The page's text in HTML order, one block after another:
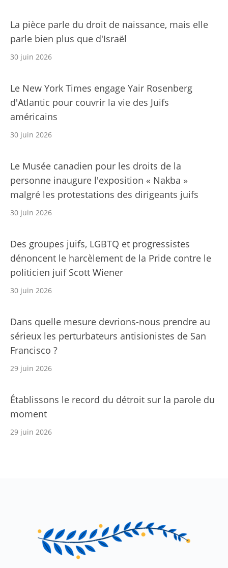
La pièce parle du droit de naissance, mais elle
parle bien plus que d'Israël
30 juin 2026
Le New York Times engage Yair Rosenberg
d'Atlantic pour couvrir la vie des Juifs
américains
30 juin 2026
Le Musée canadien pour les droits de la
personne inaugure l'exposition « Nakba »
malgré les protestations des dirigeants juifs
30 juin 2026
Des groupes juifs, LGBTQ et progressistes
dénoncent le harcèlement de la Pride contre le
politicien juif Scott Wiener
30 juin 2026
Dans quelle mesure devrions-nous prendre au
sérieux les perturbateurs antisionistes de San
Francisco ?
29 juin 2026
Établissons le record du détroit sur la parole du
moment
29 juin 2026